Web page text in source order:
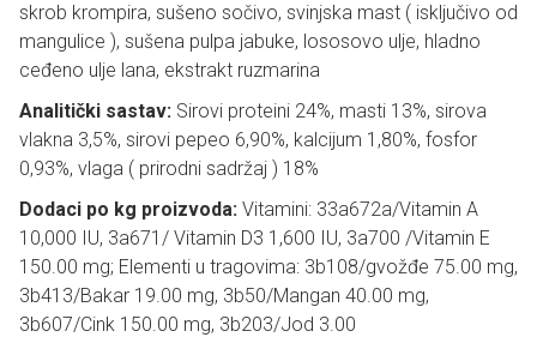
skrob krompira, sušeno sočivo, svinjska mast ( isključivo od
mangulice ), sušena pulpa jabuke, lososovo ulje, hladno
ceđeno ulje lana, ekstrakt ruzmarina
Analitički sastav: Sirovi proteini 24%, masti 13%, sirova
vlakna 3,5%, sirovi pepeo 6,90%, kalcijum 1,80%, fosfor
0,93%, vlaga ( prirodni sadržaj ) 18%
Dodaci po kg proizvoda: Vitamini: 33a672a/Vitamin A
10,000 IU, 3a671/ Vitamin D3 1,600 IU, 3a700 /Vitamin E
150.00 mg; Elementi u tragovima: 3b108/gvožđe 75.00 mg,
3b413/Bakar 19.00 mg, 3b50/Mangan 40.00 mg,
3b607/Cink 150.00 mg, 3b203/Jod 3.00